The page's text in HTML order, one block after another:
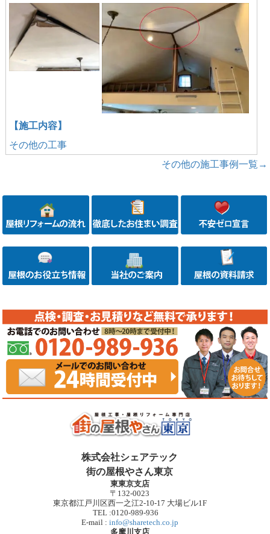
【施工内容】
その他の工事
その他の施工事例一覧→
株式会社シェアテック
街の屋根やさん東京
東東京支店
〒132-0023
東京都江戸川区西一之江2-10-17 大場ビル1F
TEL :0120-989-936
E-mail : info@sharetech.co.jp
多摩川支店